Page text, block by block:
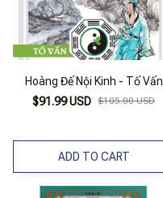
Hoàng Đế Nội Kinh - Tố Vấn
$91.99 USD $105.00 USD
ADD TO CART